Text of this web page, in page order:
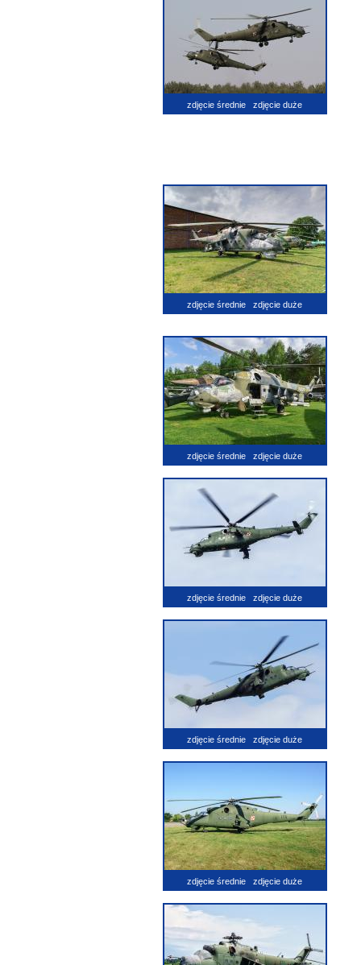
zdjęcie średnie zdjęcie duże
zdjęcie średnie zdjęcie duże
zdjęcie średnie zdjęcie duże
zdjęcie średnie zdjęcie duże
zdjęcie średnie zdjęcie duże
zdjęcie średnie zdjęcie duże